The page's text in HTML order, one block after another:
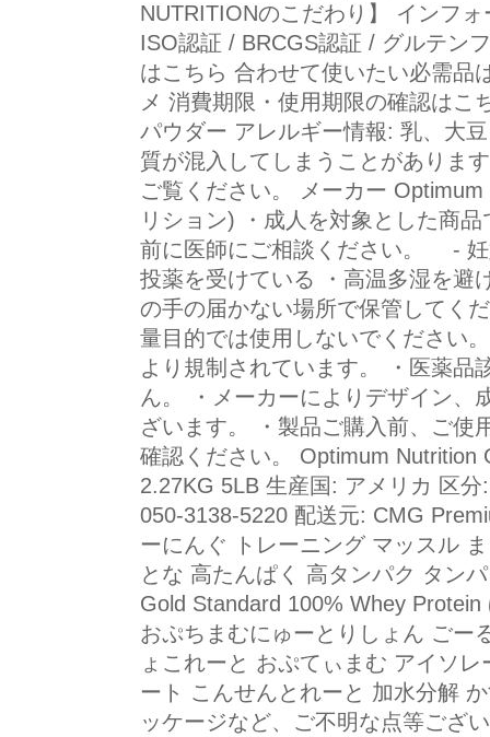
NUTRITIONのこだわり】 インフ
ISO認証 / BRCGS認証 / グルテン
はこちら 合わせて使いたい必需品
メ 消費期限・使用期限の確認は
パウダー アレルギー情報: 乳、大
質が混入してしまうことがありま
ご覧ください。 メーカー
リション) ・成人を対象とした商
前に医師にご相談ください。 -
投薬を受けている ・高温多湿を避
の手の届かない場所で保管してく
量目的では使用しないでください
より規制されています。 ・医薬品
ん。 ・メーカーによりデザイン、
ざいます。 ・製品ご購入前、ご使
確認ください。 Optimum Nutrition
2.27KG 5LB 生産国: アメリカ 区
050-3138-5220 配送元: CMG
ーにんぐ トレーニング マッスル
とな 高たんぱく 高タンパク タン
Gold Standard 100% Whey
おぷちまむにゅーとりしょん ごー
ょこれーと おぷてぃまむ アイソ
ート こんせんとれーと 加水分解
ッケージなど、ご不明な点等ござ